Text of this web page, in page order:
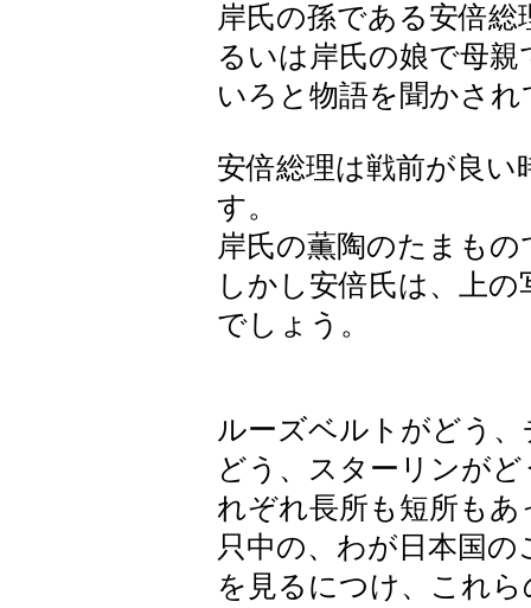
岸氏の孫である安倍
るいは岸氏の娘で母
いろと物語を聞かさ
安倍総理は戦前が良
す。
岸氏の薫陶のたまもの
しかし安倍氏は、上
でしょう。
ルーズベルトがどう
どう、スターリンが
れぞれ長所も短所も
只中の、わが日本国
を見るにつけ、これ